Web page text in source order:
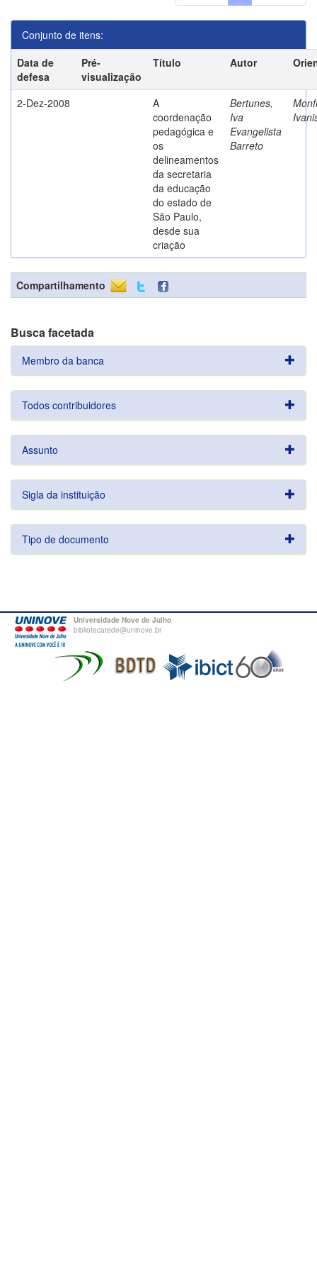
Conjunto de itens:
Data de
defesa
Pré-
visualização
Título Autor
2-Dez-2008
A
coordenação
pedagógica e
os
delineamentos
da secretaria
da educação
do estado de
São Paulo,
desde sua
criação
Bertunes,
Iva
Evangelista
Barreto
Compartilhamento
Busca facetada
Membro da banca
Todos contribuidores
Assunto
Sigla da instituição
Tipo de documento
Universidade Nove de Julho
bibliotecatede@uninove.br